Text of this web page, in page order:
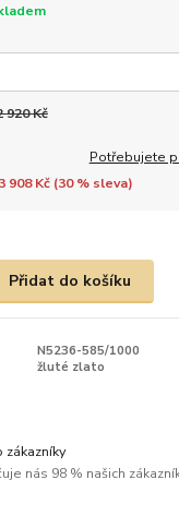
920 Kč
Potřebujete
3 908 Kč (30% sleva)
Přidat do košíku
N5236-585/1000
žluté zlato
zákazníky
nás 98 % našich